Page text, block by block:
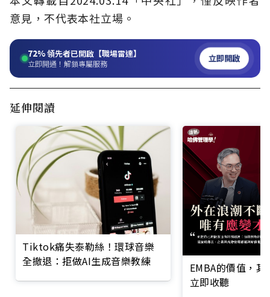
意見，不代表本社立場。
72%領先者已開啟【職場雷達】
立即開通！解鎖專屬服務 立即開啟
延伸閱讀
Tiktok痛失泰勒絲！環球音樂
全撤退：拒做AI生成音樂教練
EMBA的價值，
立即收聽